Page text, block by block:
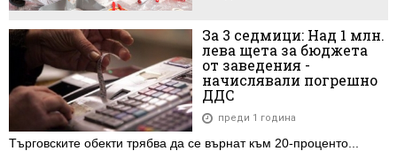
За 3 седмици: Над 1 млн.
лева щета за бюджета
от заведения -
начислявали погрешно
ДДС
преди 1 година
Търговските обекти трябва да се върнат към 20-проценто...